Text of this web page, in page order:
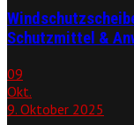
Schutzmittel &
09
Okt.
9. Oktober 2025